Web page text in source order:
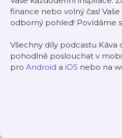
finance nebo volný čas!
odborný pohled! Povídáme
Všechny díly podcastu
pohodlně poslouchat v
pro Android a iOS nebo na